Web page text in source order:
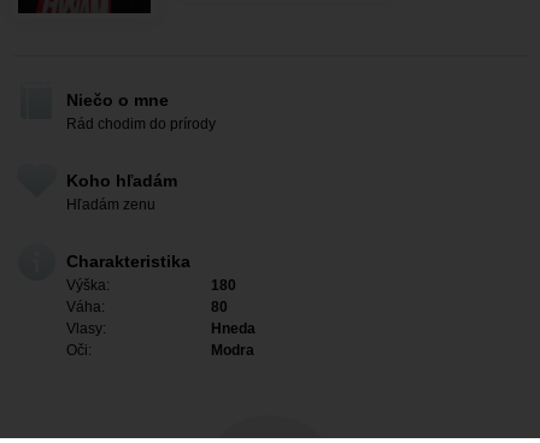
Niečo o mne
Rád chodim do prírody
Koho hľadám
Hľadám zenu
Charakteristika
Výška:
180
Váha:
80
Vlasy:
Hneda
Oči:
Modra